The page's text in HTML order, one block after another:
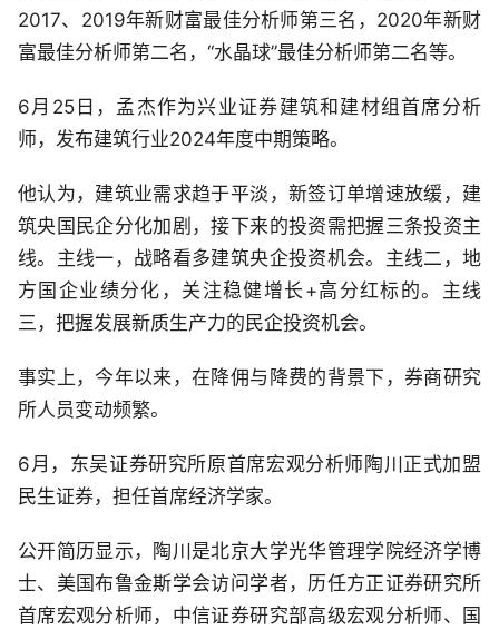
2017、2019年新财富最佳分析师第三名，2020年新财
富最佳分析师第二名，“水晶球”最佳分析师第二名等。
6月25日，孟杰作为兴业证券建筑和建材组首席分析
师，发布建筑行业2024年度中期策略。
他认为，建筑业需求趋于平淡，新签订单增速放缓，建
筑央国民企分化加剧，接下来的投资需把握三条投资主
线。主线一，战略看多建筑央企投资机会。主线二，地
方国企业绩分化，关注稳健增长+高分红标的。主线
三，把握发展新质生产力的民企投资机会。
事实上，今年以来，在降佣与降费的背景下，券商研究
所人员变动频繁。
6月，东吴证券研究所原首席宏观分析师陶川正式加盟
民生证券，担任首席经济学家。
公开简历显示，陶川是北京大学光华管理学院经济学博
士、美国布鲁金斯学会访问学者，历任方正证券研究所
首席宏观分析师，中信证券研究部高级宏观分析师、国